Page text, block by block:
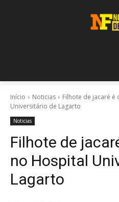
Início Noticias
Filhote de jacaré
Universitário de Lagarto
Noticias
Filhote de
no Hospital
Lagarto